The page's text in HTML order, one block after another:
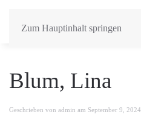
Zum Hauptinhalt springen
Blum, Lina
Geschrieben von admin am September 9, 2024